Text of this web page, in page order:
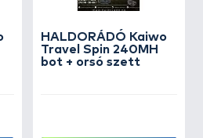
HALDORÁDÓ Kaiwo
Travel Spin 240MH
bot + orsó szett